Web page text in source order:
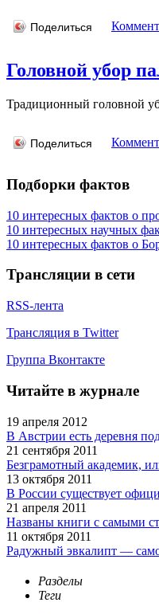
Поделиться
Головной убор
Традиционный головной
Поделиться
Подборки фактов
10 интересных фактов о
10 интересных научных
10 интересных фактов о
Трансляции в сети
RSS-лента
Трансляция в Twitter
Группа Вконтакте
Читайте в журнале
19 апреля 2012
В Австрии есть деревня
21 сентября 2011
Безграмотный академик,
13 октября 2011
В России существует
21 апреля 2011
Названы книги с самыми
11 октября 2011
Радужный эвкалипт —
Разделы
Теги